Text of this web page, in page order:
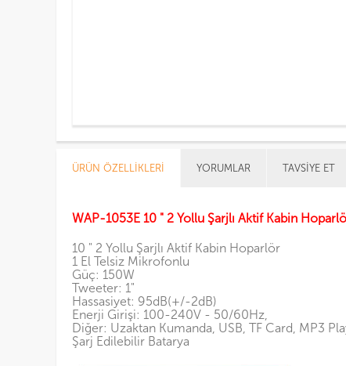
ÜRÜN ÖZELLIKLERI YORUMLAR TAVSIYE ET
WAP-1053E 10 " 2 Yollu Şarjlı Aktif Kabin
10 " 2 Yollu Şarjlı Aktif Kabin Hoparlör
1 El Telsiz Mikrofonlu
Güç: 150W
Tweeter: 1"
Hassasiyet: 95dB(+/-2dB)
Enerji Girişi: 100-240V - 50/60Hz,
Diğer: Uzaktan Kumanda, USB, TF Card, MP3
Şarj Edilebilir Batarya